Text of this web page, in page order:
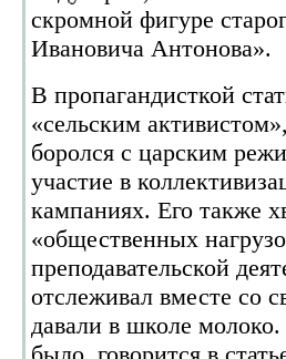
скромной фигуре
Ивановича Антонова».
В пропагандисткой
«сельским
боролся с царским
участие в
кампаниях. Его также
«общественных
преподавательской
отслеживал вместе со
давали в школе